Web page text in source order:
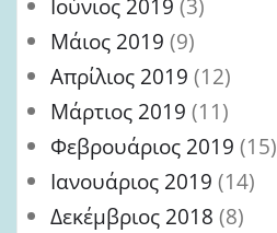
Ιούνιος 2019 (3)
Μάιος 2019 (9)
Απρίλιος 2019 (12)
Μάρτιος 2019 (11)
Φεβρουάριος 2019 (15)
Ιανουάριος 2019 (14)
Δεκέμβριος 2018 (8)